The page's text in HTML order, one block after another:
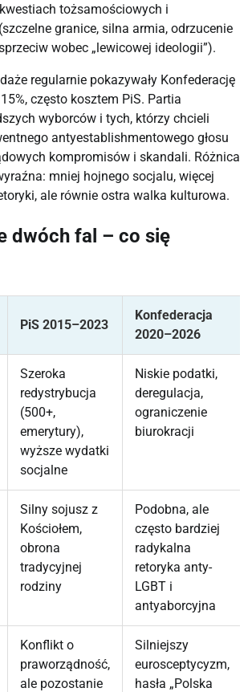
tożsamościowych i
granice, silna armia, odrzucenie
wobec „lewicowej ideologii”).
regularnie pokazywały Konfederację
często kosztem PiS. Partia
wyborców i tych, którzy chcieli
antyestablishmentowego głosu
kompromisów i skandali. Różnica
mniej hojnego socjalu, więcej
ale równie ostra walka kulturowa.
dwóch fal – co się
PiS 2015–2023
Konfederacja
2020–2026
Szeroka
redystrybucja
(500+,
emerytury),
wyższe wydatki
socjalne
Niskie podatki,
deregulacja,
ograniczenie
biurokracji
Silny sojusz z
Kościołem,
obrona
tradycyjnej
rodziny
Podobna, ale
często bardziej
radykalna
retoryka anty-
LGBT i
antyaborcyjna
Konflikt o
praworządność,
ale pozostanie
Silniejszy
eurosceptycyzm,
hasła „Polska